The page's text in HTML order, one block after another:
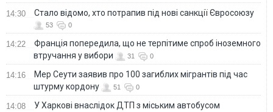
14:30 Стало відомо, хто потрапив під нові санкції Євросоюзу
53 0
14:22
Франція попередила, що не терпітиме спроб іноземного
втручання у вибори
31 0
14:16
Мер Сеути заявив про 100 загиблих мігрантів під час
штурму кордону
51 0
14:08
У Харкові внаслідок ДТП з міським автобусом